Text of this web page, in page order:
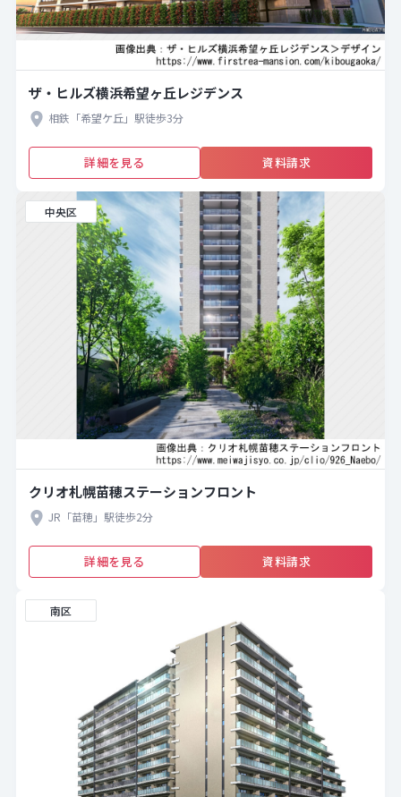
ザ・ヒルズ横浜希望ヶ丘レジデンス
相鉄「希望ケ丘」駅徒歩3分
詳細を見る 資料請求
中央区
クリオ札幌苗穂ステーションフロント
JR「苗穂」駅徒歩2分
詳細を見る 資料請求
南区